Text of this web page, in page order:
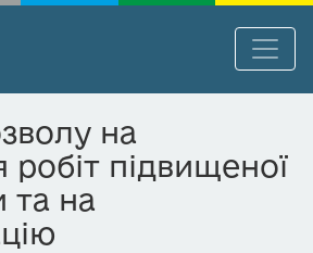
на
робіт підвищеної
та на